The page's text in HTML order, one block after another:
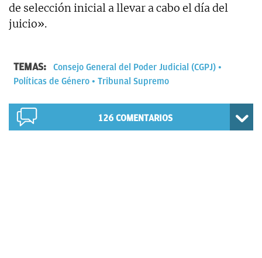
de selección inicial a llevar a cabo el día del
juicio».
TEMAS:
Consejo General del Poder Judicial (CGPJ)
Políticas de Género
Tribunal Supremo
126 COMENTARIOS